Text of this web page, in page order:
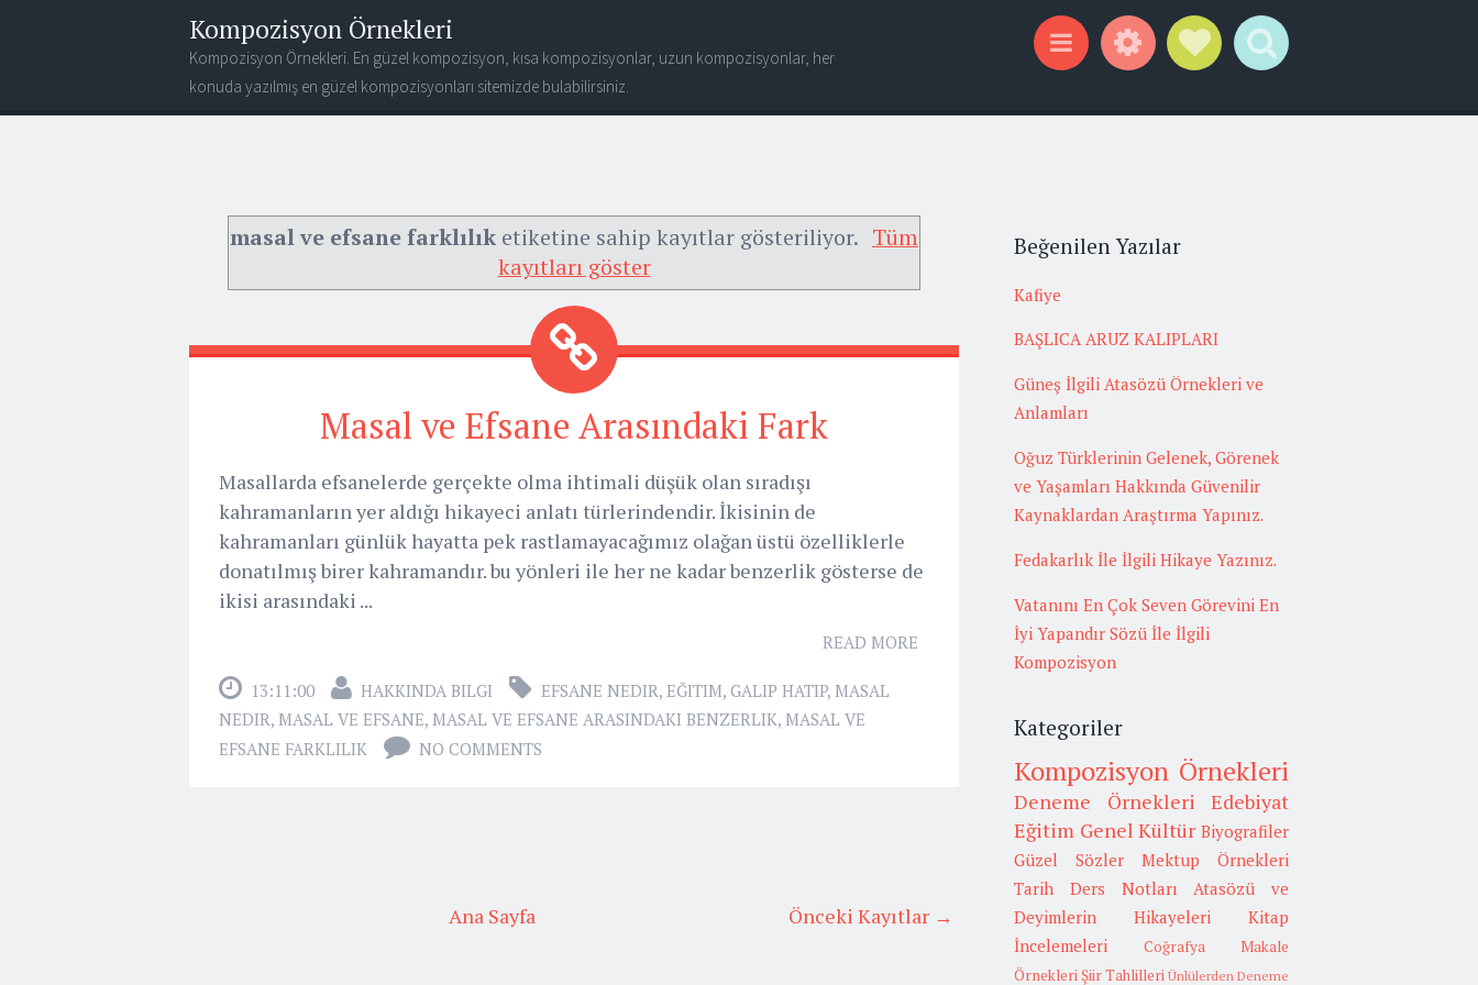
Kompozisyon Örnekleri
Kompozisyon Örnekleri. En güzel kompozisyon, kısa kompozisyonlar, uzun kompozisyonlar, her
konuda yazılmış en güzel kompozisyonları sitemizde bulabilirsiniz.
masal ve efsane farklılık etiketine sahip kayıtlar gösteriliyor. Tüm
kayıtları göster
Masal ve Efsane Arasındaki Fark
Masallarda efsanelerde gerçekte olma ihtimali düşük olan sıradışı
kahramanların yer aldığı hikayeci anlatı türlerindendir. İkisinin de
kahramanları günlük hayatta pek rastlamayacağımız olağan üstü özelliklerle
donatılmış birer kahramandır. bu yönleri ile her ne kadar benzerlik gösterse de
ikisi arasındaki ...
READ MORE
13:11:00 HAKKINDA BILGI EFSANE NEDIR, EĞITIM, GALIP HATIP, MASAL
NEDIR, MASAL VE EFSANE, MASAL VE EFSANE ARASINDAKI BENZERLIK, MASAL VE
EFSANE FARKLILIK
NO COMMENTS
Önceki Kayıtlar →
Ana Sayfa
Beğenilen Yazılar
Kafiye
BAŞLICA ARUZ KALIPLARI
Güneş İlgili Atasözü Örnekleri ve
Anlamları
Oğuz Türklerinin Gelenek, Görenek
ve Yaşamları Hakkında Güvenilir
Kaynaklardan Araştırma Yapınız.
Fedakarlık İle İlgili Hikaye Yazınız.
Vatanını En Çok Seven Görevini En
İyi Yapandır Sözü İle İlgili
Kompozisyon
Kategoriler
Kompozisyon Örnekleri
Deneme Örnekleri
Edebiyat
Eğitim Genel Kültür Biyografiler
Güzel Sözler
Mektup Örnekleri
Tarih
Ders Notları
Atasözü ve
Deyimlerin Hikayeleri
Kitap
İncelemeleri
Coğrafya
Makale
Örnekleri Şiir Tahlilleri Ünlülerden Deneme